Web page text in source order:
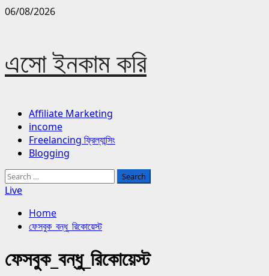
Skip
06/08/2026
এসো ইনকাম করি
Primary
Menu
Affiliate Marketing
income
Freelancing ফ্রিল্যান্সিং
Blogging
Search
for:
Live
Home
ফেসবুক_বন্ধু_রিকোয়েস্ট
ফেসবুক_বন্ধু_রিকোয়েস্ট